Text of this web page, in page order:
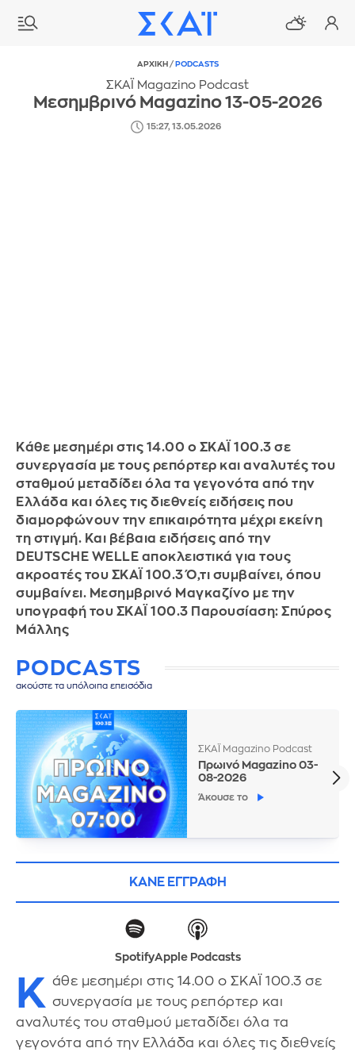
ΑΡΧΙΚΗ / PODCASTS
ΣΚΑΪ Magazino Podcast
Μεσημβρινό Magazino 13-05-2026
15:27, 13.05.2026
Κάθε μεσημέρι στις 14.00 ο ΣΚΑΪ 100.3 σε
συνεργασία με τους ρεπόρτερ και αναλυτές του
σταθμού μεταδίδει όλα τα γεγονότα από την
Ελλάδα και όλες τις διεθνείς ειδήσεις που
διαμορφώνουν την επικαιρότητα μέχρι εκείνη
τη στιγμή. Και βέβαια ειδήσεις από την
DEUTSCHE WELLE αποκλειστικά για τους
ακροατές του ΣΚΑΪ 100.3 Ό,τι συμβαίνει, όπου
συμβαίνει. Μεσημβρινό Μαγκαζίνο με την
υπογραφή του ΣΚΑΪ 100.3 Παρουσίαση: Σπύρος
Μάλλης
PODCASTS
ακούστε τα υπόλοιπα επεισόδια
ΣΚΑΪ Magazino Podcast
Πρωινό Magazino 03-
08-2026
Άκουσε το
ΚΑΝΕ ΕΓΓΡΑΦΗ
SpotifyApple Podcasts
Κ άθε μεσημέρι στις 14.00 ο ΣΚΑΪ 100.3 σε
συνεργασία με τους ρεπόρτερ και
αναλυτές του σταθμού μεταδίδει όλα τα
γεγονότα από την Ελλάδα και όλες τις διεθνείς